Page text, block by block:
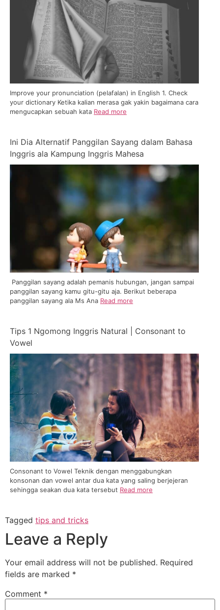
Improve your pronunciation (pelafalan) in English 1. Check
your dictionary Ketika kalian merasa gak yakin bagaimana cara
mengucapkan sebuah kata Read more
Ini Dia Alternatif Panggilan Sayang dalam Bahasa
Inggris ala Kampung Inggris Mahesa
Panggilan sayang adalah pemanis hubungan, jangan sampai
panggilan sayang kamu gitu-gitu aja. Berikut beberapa
panggilan sayang ala Ms Ana Read more
Tips 1 Ngomong Inggris Natural | Consonant to
Vowel
Consonant to Vowel Teknik dengan menggabungkan
konsonan dan vowel antar dua kata yang saling berjejeran
sehingga seakan dua kata tersebut Read more
Tagged tips and tricks
Leave a Reply
Your email address will not be published. Required
fields are marked *
Comment *